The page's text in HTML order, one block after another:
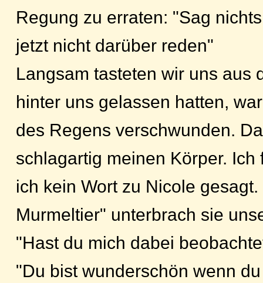
Regung zu erraten: "Sag
jetzt nicht darüber reden"
Langsam tasteten wir uns aus
hinter uns gelassen hatten,
des Regens verschwunden.
schlagartig meinen Körper.
ich kein Wort zu Nicole
Murmeltier" unterbrach sie
"Hast du mich dabei
"Du bist wunderschön wenn